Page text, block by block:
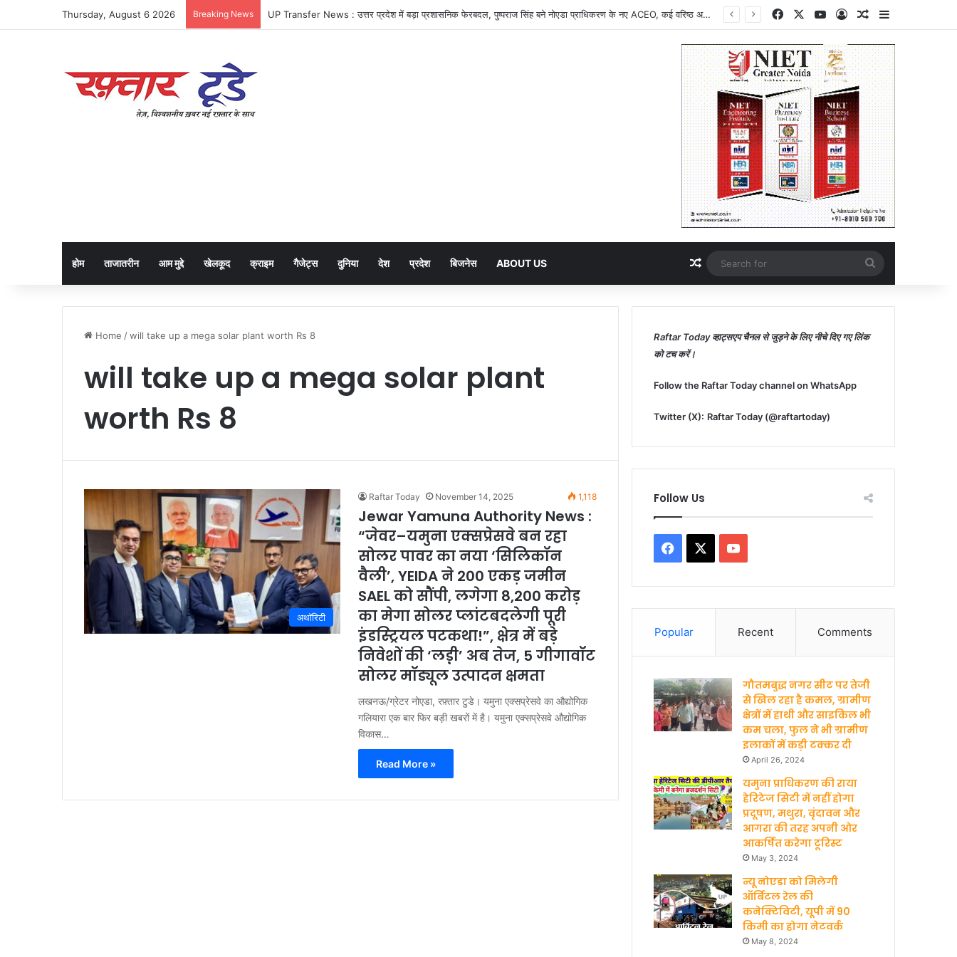
Thursday, August 6 2026 Breaking News UP Transfer News : उत्तर प्रदेश में बड़ा प्रशासनिक फेरबदल, पुष्पराज सिंह बने नोएडा प्राधिकरण के नए ACEO, कई वरिष्ठ अधिकारियों को मिली नई जिम्मेदारी, UPSIDA को मिला नया सीईओ, विकास परियोजनाओं को मिलेगी नई गति FacebookYouTubeLog InRandom Article
होम ताजातरीन आम मुद्दे खेलकूद क्राइम गैजेट्स दुनिया देश प्रदेश बिजनेस ABOUT US Random Article
for
Home /will take up a mega solar plant worth Rs 8
will take up a mega solar plant
worth Rs 8
अथॉरिटी
Raftar Today November 14, 2025 1,118
Jewar Yamuna Authority News :
“जेवर–यमुना एक्सप्रेसवे बन रहा
सोलर पावर का नया ‘सिलिकॉन
वैली’, YEIDA ने 200 एकड़ जमीन
SAEL को सौंपी, लगेगा 8,200 करोड़
का मेगा सोलर प्लांटबदलेगी पूरी
इंडस्ट्रियल पटकथा!”, क्षेत्र में बड़े
निवेशों की ‘लड़़ी’ अब तेज, 5 गीगावॉट
सोलर मॉड्यूल उत्पादन क्षमता
लखनऊ/ग्रेटर नोएडा, रफ़्तार टुडे। यमुना एक्सप्रेसवे का औद्योगिक
गलियारा एक बार फिर बड़ी खबरों में है। यमुना एक्सप्रेसवे औद्योगिक
विकास…
Read More »
Raftar Today व्हाट्सएप चैनल से जुड़ने के लिए नीचे दिए गए लिंक
को टच करें।
Follow the Raftar Today channel on WhatsApp
Twitter (X): Raftar Today (@raftartoday)
Follow Us
c
e
o
o
u
T
b
e
Popular Recent Comments
गौतमबुद्ध नगर सीट पर तेजी
से खिल रहा है कमल, ग्रामीण
क्षेत्रों में हाथी और साइकिल भी
कम चला, फुल ने भी ग्रामीण
इलाकों में कड़ी टक्कर दी
April 26, 2024
यमुना प्राधिकरण की राया
हेरिटेज सिटी में नहीं होगा
प्रदूषण, मथुरा, वृंदावन और
आगरा की तरह अपनी ओर
आकर्षित करेगा टूरिस्ट
May 3, 2024
न्यू नोएडा को मिलेगी
ऑर्बिटल रेल की
कनेक्टिविटी, यूपी में 90
किमी का होगा नेटवर्क
May 8, 2024